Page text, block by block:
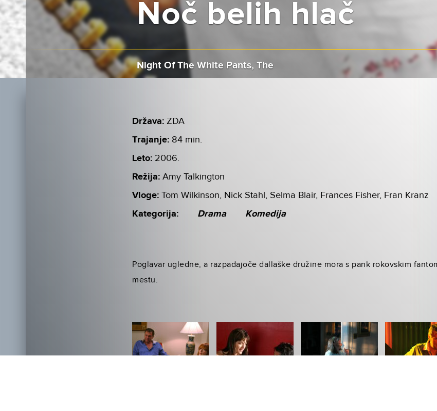
Noč belih hlač
Night Of The White Pants, The
Država: ZDA
Trajanje: 84 min.
Leto: 2006.
Režija: Amy Talkington
Vloge: Tom Wilkinson, Nick Stahl, Selma Blair, Frances Fisher, Fran Kranz
Kategorija: Drama Komedija
Poglavar ugledne, a razpadajoče dallaške družine mora s pank rokovskim
mestu.